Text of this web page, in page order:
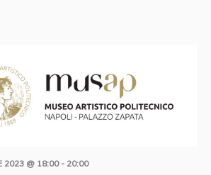
2023 @ 18:00- 20:00